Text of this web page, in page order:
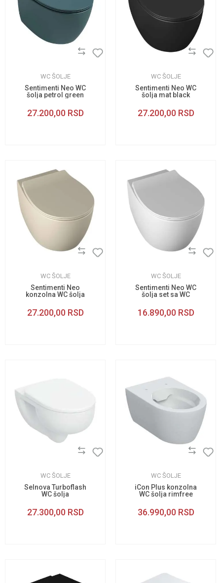
WC ŠOLJE
Sentimenti Neo WC
šolja petrol green
27.200,00 RSD
WC ŠOLJE
Sentimenti Neo WC
šolja mat black
27.200,00 RSD
WC ŠOLJE
Sentimenti Neo
konzolna WC šolja
27.200,00 RSD
WC ŠOLJE
Sentimenti Neo WC
šolja set sa WC
16.890,00 RSD
WC ŠOLJE
Selnova Turboflash
WC šolja
27.300,00 RSD
WC ŠOLJE
iCon Plus konzolna
WC šolja rimfree
36.990,00 RSD